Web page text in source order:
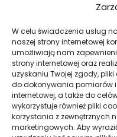
W celu świadczenia usług
naszej strony internetowej
umożliwiają nam
strony internetowej oraz
uzyskaniu Twojej zgody,
do dokonywania pomiarów
internetowej, a także do
wykorzystuje również pliki
korzystania z zewnętrznych
marketingowych. Aby
Jak obliczyć ograniczenie
prowizji Booking.com